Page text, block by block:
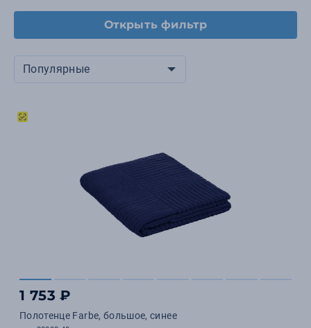
Открыть фильтр
Популярные
1 753 ₽
Полотенце Farbe, большое, синее